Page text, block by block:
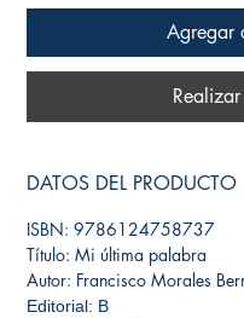
Agregar
DATOS DEL PRODUCTO
ISBN: 9786124758737
Título: Mi última palabra
Autor: Francisco Morales
Editorial: B